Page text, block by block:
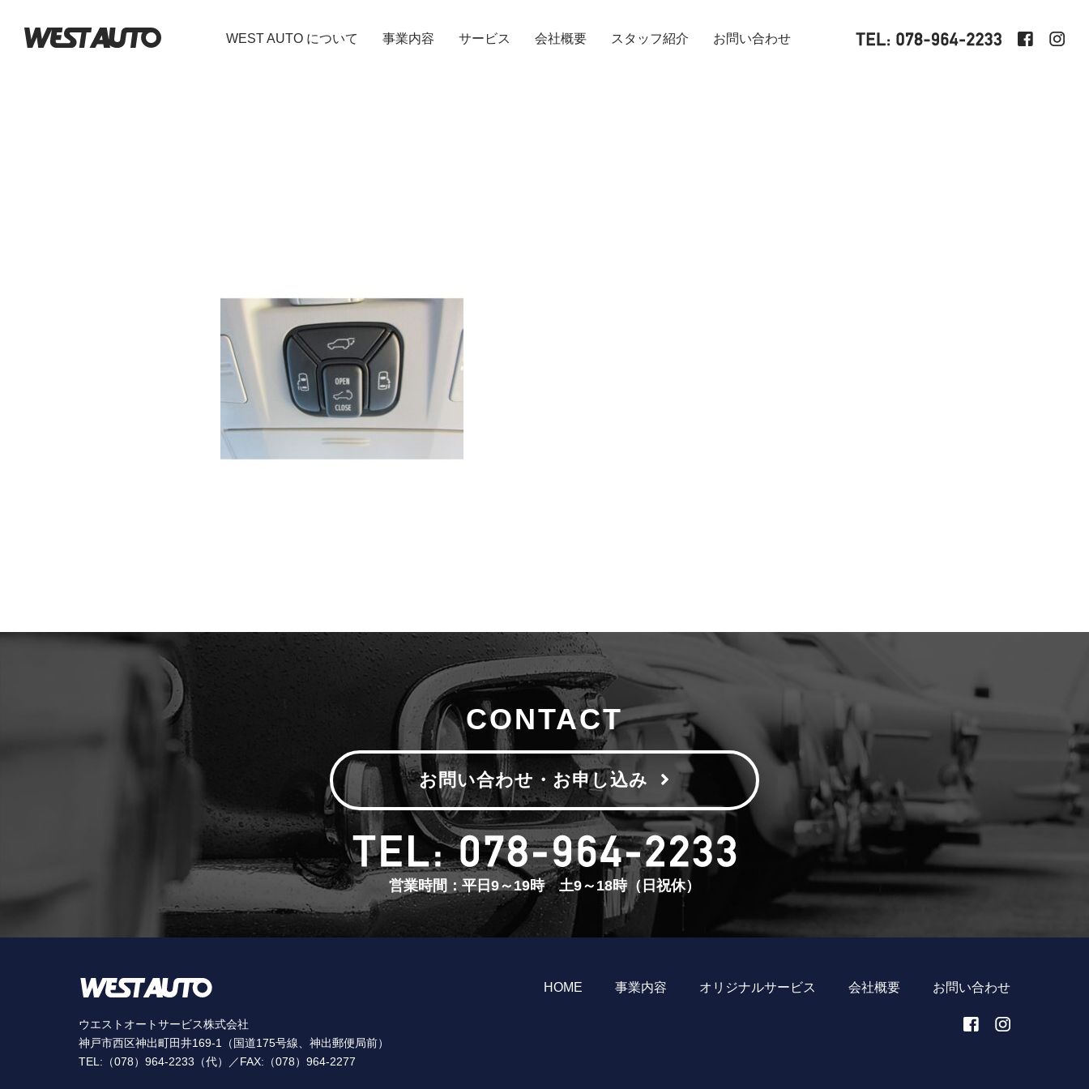
WEST AUTO について 事業内容 サービス 会社概要 スタッフ紹介 お問い合わせ
CONTACT
お問い合わせ・お申し込み
営業時間：平日9～19時 土9～18時（日祝休）
ウエストオートサービス株式会社
神戸市西区神出町田井169-1（国道175号線、神出郵便局前）
TEL:（078）964-2233（代）／FAX:（078）964-2277
HOME 事業内容 オリジナルサービス 会社概要 お問い合わせ